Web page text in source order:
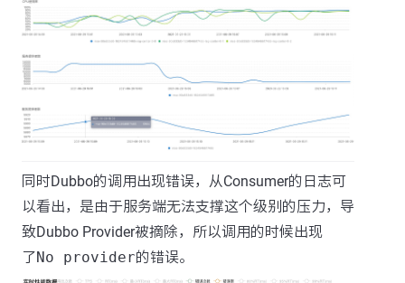
同时Dubbo的调用出现错误，从Consumer的日志可
以看出，是由于服务端无法支撑这个级别的压力，导
致Dubbo Provider被摘除，所以调用的时候出现
了No provider的错误。